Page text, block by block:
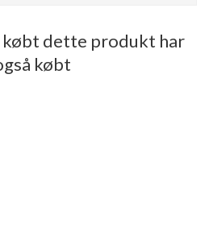
købt dette produkt har
købt